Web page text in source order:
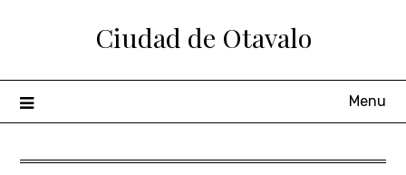
Ciudad de Otavalo
Menu